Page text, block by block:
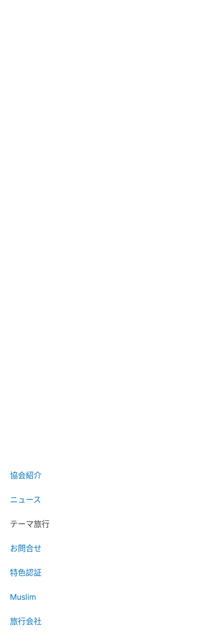
協会紹介
ニュース
テーマ旅行
お問合せ
特色認証
Muslim
旅行会社